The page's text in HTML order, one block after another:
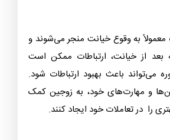
معمولاً به وقوع خیانت منجر می‌شوند و
بعد از خیانت، ارتباطات ممکن است
می‌تواند باعث بهبود ارتباطات شود.
و مهارت‌های خود، به زوجین کمک
را در تعاملات خود ایجاد کنند.